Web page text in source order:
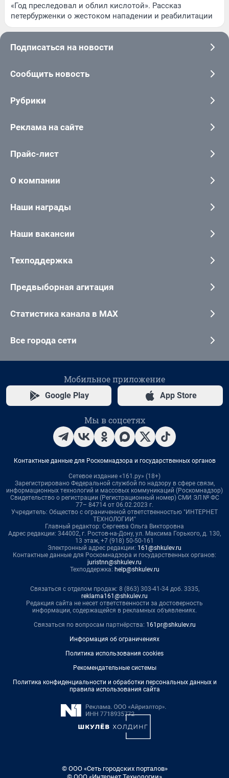
«Год преследовал и облил кислотой». Рассказ
петербурженки о жестоком нападении и реабилитации
Подписаться на новости
Сообщить новость
Рубрики
Реклама на сайте
Прайс-лист
О компании
Наши награды
Наши вакансии
Техподдержка
Предвыборная агитация
Статистика канала в MAX
Все города сети
Мобильное приложение
Google Play App Store
Мы в соцсетях
Контактные данные для Роскомнадзора и государственных органов
Сетевое издание «161.ру» (18+)
Зарегистрировано Федеральной службой по надзору в сфере связи,
информационных технологий и массовых коммуникаций (Роскомнадзор)
Свидетельство о регистрации (Регистрационный номер) СМИ ЭЛ № ФС
77– 84714 от 06.02.2023 г.
Учредитель: Общество с ограниченной ответственностью "ИНТЕРНЕТ
ТЕХНОЛОГИИ"
Главный редактор: Сергеева Ольга Викторовна
Адрес редакции: 344002, г. Ростов-на-Дону, ул. Максима Горького, д. 130,
13 этаж, +7 (918) 50-50-161
Электронный адрес редакции: 161@shkulev.ru
Контактные данные для Роскомнадзора и государственных органов:
juristnn@shkulev.ru
Техподдержка: help@shkulev.ru
Связаться с отделом продаж: 8 (863) 303-41-34 доб. 3335,
reklama161@shkulev.ru
Редакция сайта не несет ответственности за достоверность
информации, содержащейся в рекламных объявлениях.
Связаться по вопросам партнёрства: 161pr@shkulev.ru
Информация об ограничениях
Политика использования cookies
Рекомендательные системы
Политика конфиденциальности и обработки персональных данных и
правила использования сайта
© ООО «Сеть городских порталов»